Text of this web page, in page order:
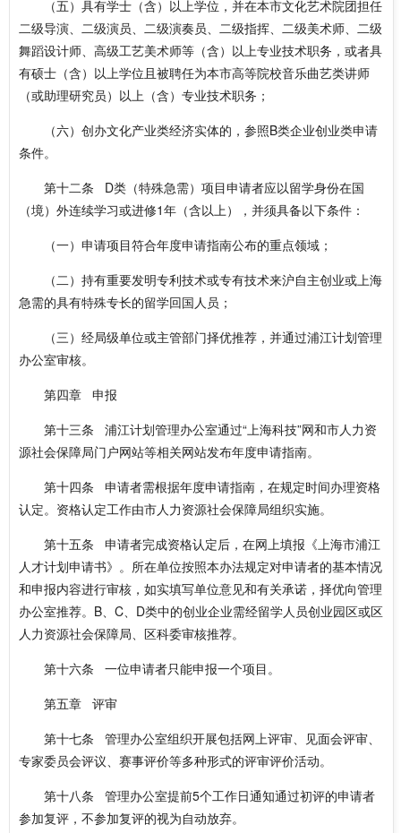
（五）具有学士（含）以上学位，并在本市文化艺术院团担任
二级导演、二级演员、二级演奏员、二级指挥、二级美术师、二级
舞蹈设计师、高级工艺美术师等（含）以上专业技术职务，或者具
有硕士（含）以上学位且被聘任为本市高等院校音乐曲艺类讲师
（或助理研究员）以上（含）专业技术职务；
（六）创办文化产业类经济实体的，参照B类企业创业类申请
条件。
第十二条 D类（特殊急需）项目申请者应以留学身份在国
（境）外连续学习或进修1年（含以上），并须具备以下条件：
（一）申请项目符合年度申请指南公布的重点领域；
（二）持有重要发明专利技术或专有技术来沪自主创业或上海
急需的具有特殊专长的留学回国人员；
（三）经局级单位或主管部门择优推荐，并通过浦江计划管理
办公室审核。
第四章 申报
第十三条 浦江计划管理办公室通过“上海科技”网和市人力资
源社会保障局门户网站等相关网站发布年度申请指南。
第十四条 申请者需根据年度申请指南，在规定时间办理资格
认定。资格认定工作由市人力资源社会保障局组织实施。
第十五条 申请者完成资格认定后，在网上填报《上海市浦江
人才计划申请书》。所在单位按照本办法规定对申请者的基本情况
和申报内容进行审核，如实填写单位意见和有关承诺，择优向管理
办公室推荐。B、C、D类中的创业企业需经留学人员创业园区或区
人力资源社会保障局、区科委审核推荐。
第十六条 一位申请者只能申报一个项目。
第五章 评审
第十七条 管理办公室组织开展包括网上评审、见面会评审、
专家委员会评议、赛事评价等多种形式的评审评价活动。
第十八条 管理办公室提前5个工作日通知通过初评的申请者
参加复评，不参加复评的视为自动放弃。